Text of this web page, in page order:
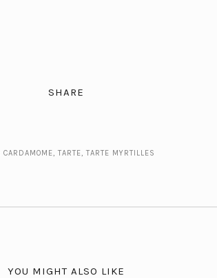
SHARE
CARDAMOME, TARTE, TARTE MYRTILLES
YOU MIGHT ALSO LIKE